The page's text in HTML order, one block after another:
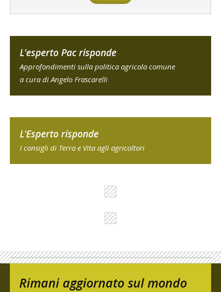
L'esperto Pac risponde
Approfondimenti sulla politica agricola comune
a cura di Angelo Frascarelli
L'Esperto risponde
I consigli di Terra e Vita agli agricoltori
Rimani aggiornato sul mondo